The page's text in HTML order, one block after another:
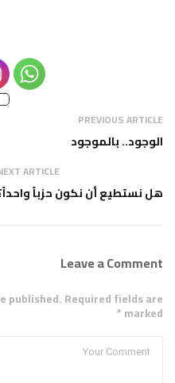
PREVIOUS ARTICLE
الوجود.. بالموجود
ARTICLE
هل نستطيع أن نكون حزباً
Leave a Comment
published. Required fields are
marked *